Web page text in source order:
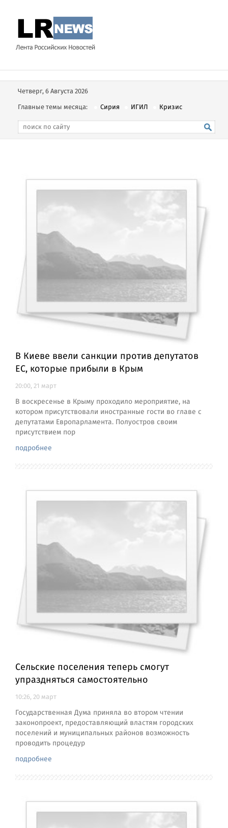
Четверг, 6 Августа 2026
Главные темы месяца:
Сирия ИГИЛ Кризис
В Киеве ввели санкции против депутатов
ЕС, которые прибыли в Крым
20:00, 21 март
В воскресенье в Крыму проходило мероприятие, на
котором присутствовали иностранные гости во главе с
депутатами Европарламента. Полуостров своим
присутствием пор
подробнее
Сельские поселения теперь смогут
упраздняться самостоятельно
10:26, 20 март
Государственная Дума приняла во втором чтении
законопроект, предоставляющий властям городских
поселений и муниципальных районов возможность
проводить процедур
подробнее